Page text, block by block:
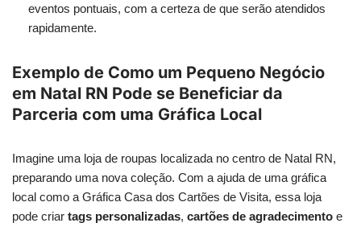
eventos pontuais, com a certeza de que serão atendidos
rapidamente.
Exemplo de Como um Pequeno Negócio
em Natal RN Pode se Beneficiar da
Parceria com uma Gráfica Local
Imagine uma loja de roupas localizada no centro de Natal RN,
preparando uma nova coleção. Com a ajuda de uma gráfica
local como a Gráfica Casa dos Cartões de Visita, essa loja
pode criar tags personalizadas, cartões de agradecimento e